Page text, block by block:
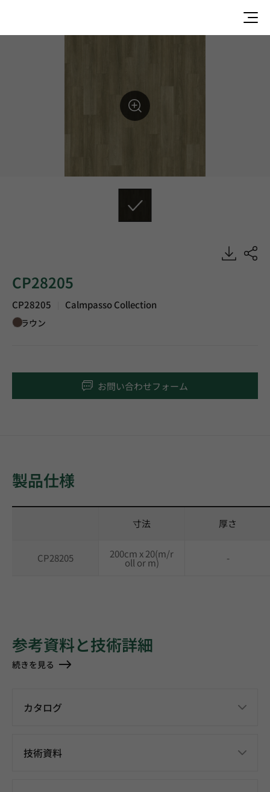
CP28205, Calmpasso, Heterogeneous Sheet, HFLOR
CP28205
CP28205 Calmpasso Collection
ブラウン
お問い合わせフォーム
製品仕様
寸法 厚さ
CP28205 200cm x 20(m/r
oll or m) -
参考資料と技術詳細
続きを見る
カタログ
技術資料